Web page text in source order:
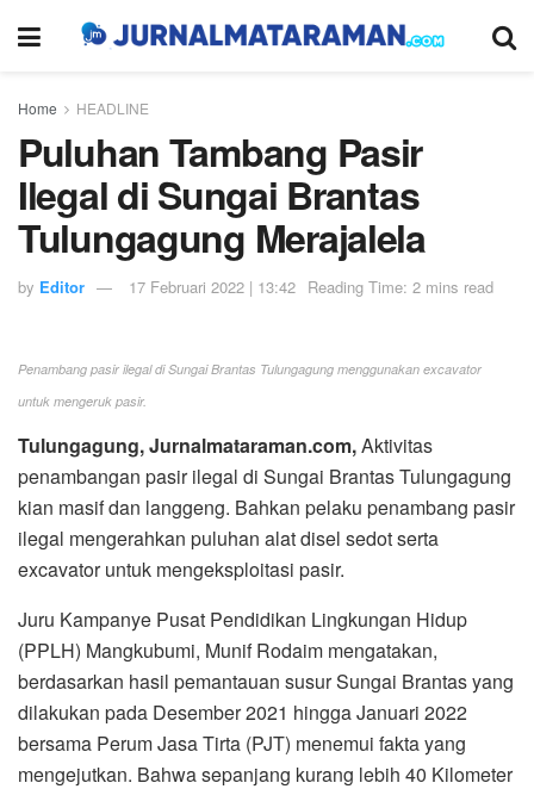
Home HEADLINE
Puluhan Tambang Pasir
Ilegal di Sungai Brantas
Tulungagung Merajalela
by Editor 17 Februari 2022 | 13:42 Reading Time: 2 mins read
Penambang pasir ilegal di Sungai Brantas Tulungagung menggunakan excavator
untuk mengeruk pasir.
Tulungagung, Jurnalmataraman.com,Aktivitas
penambangan pasir ilegal di Sungai Brantas Tulungagung
kian masif dan langgeng. Bahkan pelaku penambang pasir
ilegal mengerahkan puluhan alat disel sedot serta
excavator untuk mengeksploitasi pasir.
Juru Kampanye Pusat Pendidikan Lingkungan Hidup
(PPLH) Mangkubumi, Munif Rodaim mengatakan,
berdasarkan hasil pemantauan susur Sungai Brantas yang
dilakukan pada Desember 2021 hingga Januari 2022
bersama Perum Jasa Tirta (PJT) menemui fakta yang
mengejutkan. Bahwa sepanjang kurang lebih 40 Kilometer